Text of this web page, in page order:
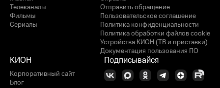
Телеканалы
Фильмы
Сериалы
Отправить обращение
Пользовательское соглашение
Политика конфиденциальности
Политика обработки файлов cookie
Устройства КИОН (ТВ и приставки)
Документация пользования ПО
КИОН
Корпоративный сайт
Блог
Подписывайся